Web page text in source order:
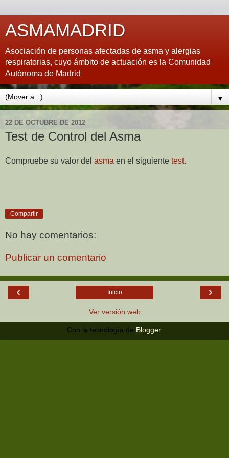
ASMAMADRID
Asociación de personas afectadas de asma y alergias
respiratorias, cuyo ámbito de actuación es la Comunidad
Autónoma de Madrid
▼
22 DE OCTUBRE DE 2012
Test de Control del Asma
Compruebe su valor del asma en el siguiente test.
Compartir
No hay comentarios:
Publicar un comentario
‹ ›
Inicio
Ver versión web
Con la tecnología de Blogger.